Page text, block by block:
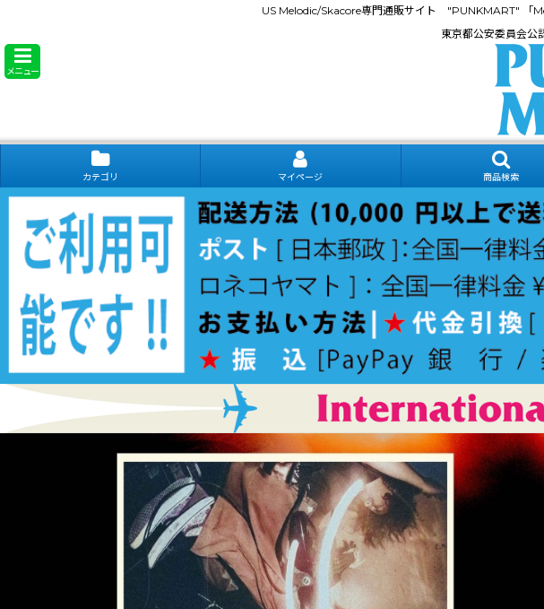
US Melodic/Skacore専門通販サイト "PUNKMART" 「
東京都公安委員会公
メニュー
カテゴリ マイページ 商品検索